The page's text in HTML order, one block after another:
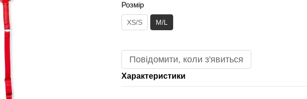
Розмір
XS/S M/L
Повідомити, коли з'явиться
Характеристики